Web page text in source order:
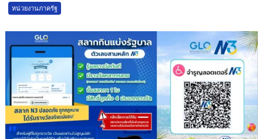
หน่วยงานภาครัฐ